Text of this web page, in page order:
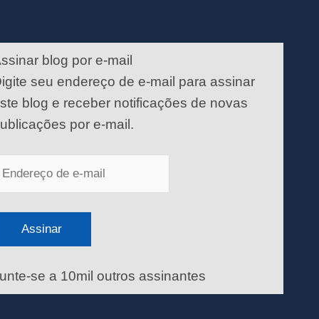
blog por e-mail
seu endereço de e-mail para assinar
blog e receber notificações de novas
por e-mail.
Assinar
se a 10mil outros assinantes